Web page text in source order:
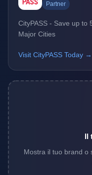
Partner
CityPASS - Save up to
Major Cities
Visit CityPASS Today →
Il
Mostra il tuo brand o